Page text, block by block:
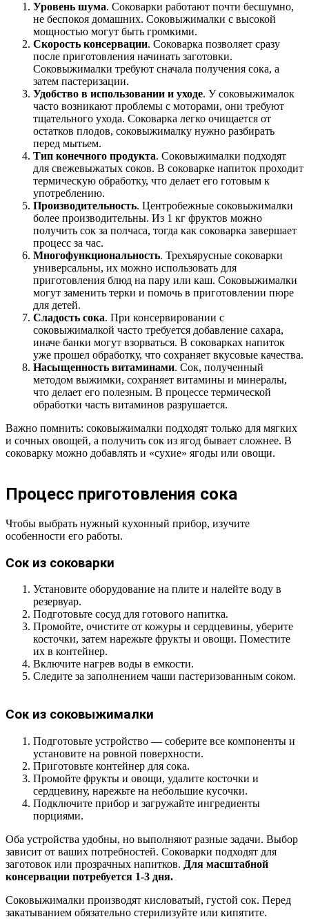
Уровень шума. Соковарки работают почти бесшумно,
не беспокоя домашних. Соковыжималки с высокой
мощностью могут быть громкими.
Скорость консервации. Соковарка позволяет сразу
после приготовления начинать заготовки.
Соковыжималки требуют сначала получения сока, а
затем пастеризации.
Удобство в использовании и уходе. У соковыжималок
часто возникают проблемы с моторами, они требуют
тщательного ухода. Соковарка легко очищается от
остатков плодов, соковыжималку нужно разбирать
перед мытьем.
Тип конечного продукта. Соковыжималки подходят
для свежевыжатых соков. В соковарке напиток проходит
термическую обработку, что делает его готовым к
употреблению.
Производительность. Центробежные соковыжималки
более производительны. Из 1 кг фруктов можно
получить сок за полчаса, тогда как соковарка завершает
процесс за час.
Многофункциональность. Трехъярусные соковарки
универсальны, их можно использовать для
приготовления блюд на пару или каш. Соковыжималки
могут заменить терки и помочь в приготовлении пюре
для детей.
Сладость сока. При консервировании с
соковыжималкой часто требуется добавление сахара,
иначе банки могут взорваться. В соковарках напиток
уже прошел обработку, что сохраняет вкусовые качества.
Насыщенность витаминами. Сок, полученный
методом выжимки, сохраняет витамины и минералы,
что делает его полезным. В процессе термической
обработки часть витаминов разрушается.
Важно помнить: соковыжималки подходят только для мягких
и сочных овощей, а получить сок из ягод бывает сложнее. В
соковарку можно добавлять и «сухие» ягоды или овощи.
Процесс приготовления сока
Чтобы выбрать нужный кухонный прибор, изучите
особенности его работы.
Сок из соковарки
Установите оборудование на плите и налейте воду в
резервуар.
Подготовьте сосуд для готового напитка.
Промойте, очистите от кожуры и сердцевины, уберите
косточки, затем нарежьте фрукты и овощи. Поместите
их в контейнер.
Включите нагрев воды в емкости.
Следите за заполнением чаши пастеризованным соком.
Сок из соковыжималки
Подготовьте устройство — соберите все компоненты и
установите на ровной поверхности.
Приготовьте контейнер для сока.
Промойте фрукты и овощи, удалите косточки и
сердцевину, нарежьте на небольшие кусочки.
Подключите прибор и загружайте ингредиенты
порциями.
Оба устройства удобны, но выполняют разные задачи. Выбор
зависит от ваших потребностей. Соковарки подходят для
заготовок или прозрачных напитков. Для масштабной
консервации потребуется 1-3 дня.
Соковыжималки производят кисловатый, густой сок. Перед
закатыванием обязательно стерилизуйте или кипятите.